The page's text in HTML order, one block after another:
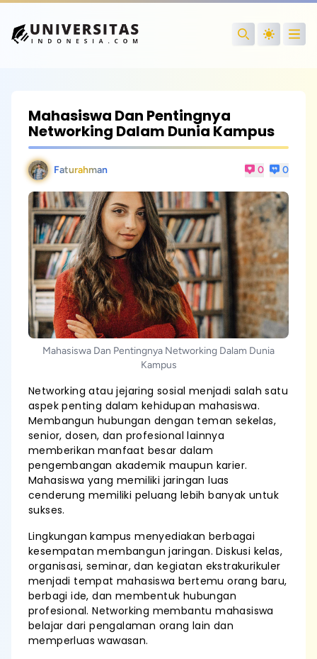
Search
Mahasiswa Dan Pentingnya
Networking Dalam Dunia Kampus
Faturahman 0 0
Mahasiswa Dan Pentingnya Networking Dalam Dunia
Kampus
Networking atau jejaring sosial menjadi salah satu
aspek penting dalam kehidupan mahasiswa.
Membangun hubungan dengan teman sekelas,
senior, dosen, dan profesional lainnya
memberikan manfaat besar dalam
pengembangan akademik maupun karier.
Mahasiswa yang memiliki jaringan luas
cenderung memiliki peluang lebih banyak untuk
sukses.
Lingkungan kampus menyediakan berbagai
kesempatan membangun jaringan. Diskusi kelas,
organisasi, seminar, dan kegiatan ekstrakurikuler
menjadi tempat mahasiswa bertemu orang baru,
berbagi ide, dan membentuk hubungan
profesional. Networking membantu mahasiswa
belajar dari pengalaman orang lain dan
memperluas wawasan.